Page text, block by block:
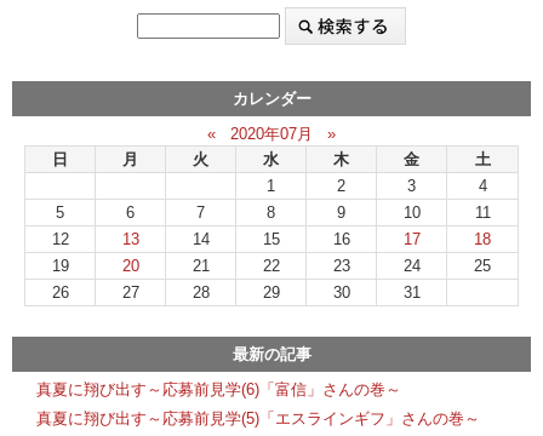
カレンダー
«
2020年07月
»
日
月 火 水 木 金
土
1
2 3
4
5
6 7 8 9 10
11
12
13 14 15 16 17
18
19
20 21 22 23 24
25
26
27 28 29 30 31
最新の記事
真夏に翔び出す～応募前見学(6)「富信」さんの巻～
真夏に翔び出す～応募前見学(5)「エスラインギフ」さんの巻～